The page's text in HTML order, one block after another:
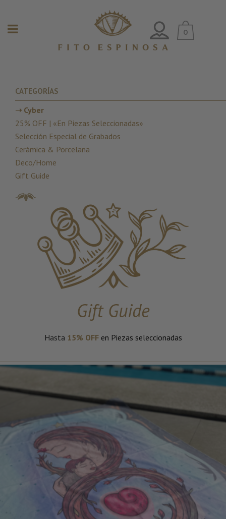
0
CATEGORÍAS
➝ Cyber
25% OFF | «En Piezas Seleccionadas»
Selección Especial de Grabados
Cerámica & Porcelana
Deco/Home
Gift Guide
Gift Guide
Hasta 15% OFF en Piezas seleccionadas